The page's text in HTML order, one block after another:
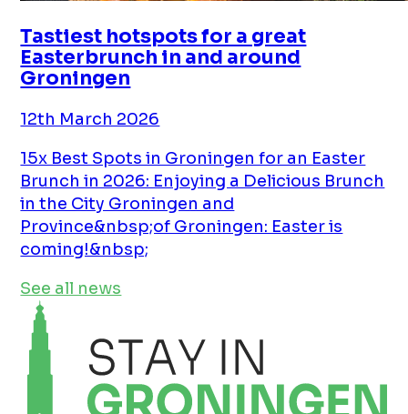
Tastiest hotspots for a great
Easterbrunch in and around
Groningen
12th March 2026
15x Best Spots in Groningen for an Easter
Brunch in 2026: Enjoying a Delicious Brunch
in the City Groningen and
Province&nbsp;of Groningen: Easter is
coming!&nbsp;
See all news